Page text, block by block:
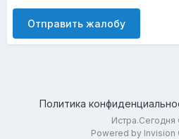
Отправить жалобу
Политика
Истра.Сегодня
Powered by Invision